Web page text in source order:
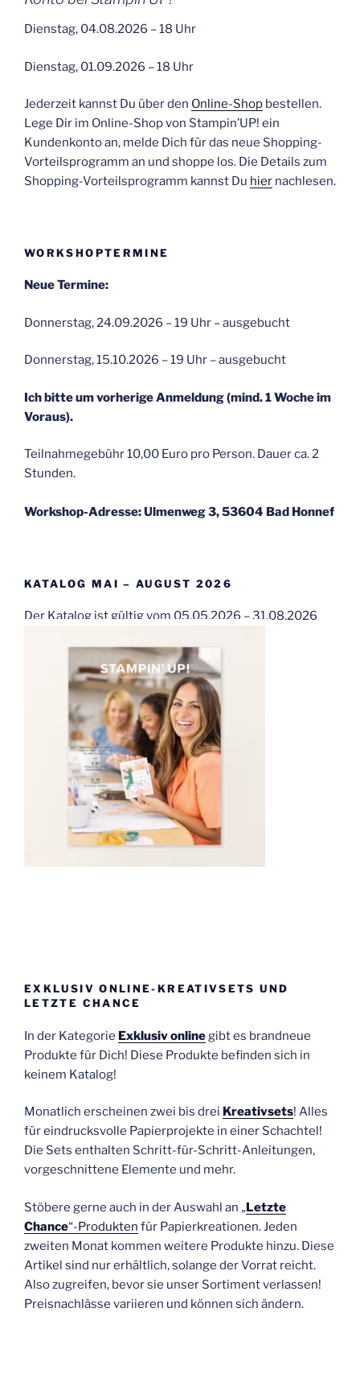
Dienstag, 04.08.2026 – 18 Uhr
Dienstag, 01.09.2026 – 18 Uhr
Jederzeit kannst Du über den Online-Shop bestellen.
Lege Dir im Online-Shop von Stampin’UP! ein
Kundenkonto an, melde Dich für das neue Shopping-
Vorteilsprogramm an und shoppe los. Die Details zum
Shopping-Vorteilsprogramm kannst Du hier nachlesen.
WORKSHOPTERMINE
Neue Termine:
Donnerstag, 24.09.2026 – 19 Uhr – ausgebucht
Donnerstag, 15.10.2026 – 19 Uhr – ausgebucht
Ich bitte um vorherige Anmeldung (mind. 1 Woche im
Voraus).
Teilnahmegebühr 10,00 Euro pro Person. Dauer ca. 2
Stunden.
Workshop-Adresse: Ulmenweg 3, 53604 Bad Honnef
KATALOG MAI – AUGUST 2026
Der Katalog ist gültig vom 05.05.2026 – 31.08.2026
EXKLUSIV ONLINE-KREATIVSETS UND
LETZTE CHANCE
In der Kategorie Exklusiv online gibt es brandneue
Produkte für Dich! Diese Produkte befinden sich in
keinem Katalog!
Monatlich erscheinen zwei bis drei Kreativsets! Alles
für eindrucksvolle Papierprojekte in einer Schachtel!
Die Sets enthalten Schritt-für-Schritt-Anleitungen,
vorgeschnittene Elemente und mehr.
Stöbere gerne auch in der Auswahl an „Letzte
Chance“-Produkten für Papierkreationen. Jeden
zweiten Monat kommen weitere Produkte hinzu. Diese
Artikel sind nur erhältlich, solange der Vorrat reicht.
Also zugreifen, bevor sie unser Sortiment verlassen!
Preisnachlässe variieren und können sich ändern.